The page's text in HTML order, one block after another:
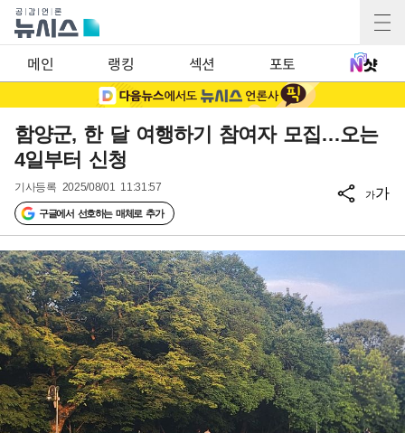
메인 랭킹 섹션 포토
함양군, 한 달 여행하기 참여자 모집…오는
4일부터 신청
기사등록 2025/08/01 11:31:57
구글에서 선호하는 매체로 추가
가가